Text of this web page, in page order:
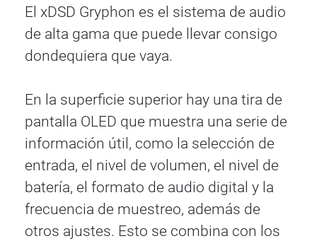
El xDSD Gryphon es el sistema de audio
de alta gama que puede llevar consigo
dondequiera que vaya.
En la superficie superior hay una tira de
pantalla OLED que muestra una serie de
información útil, como la selección de
entrada, el nivel de volumen, el nivel de
batería, el formato de audio digital y la
frecuencia de muestreo, además de
otros ajustes. Esto se combina con los